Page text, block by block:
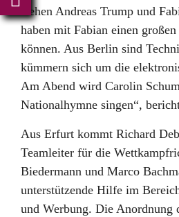
stehen Andreas Trump und
haben mit Fabian einen
können. Aus Berlin sind
kümmern sich um die
Am Abend wird Carolin
Nationalhymne singen“,
Aus Erfurt kommt Richard
Teamleiter für die
Biedermann und Marco
unterstützende Hilfe im
und Werbung. Die Anordnung